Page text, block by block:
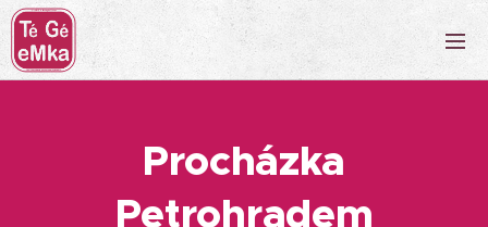
Procházka
Petrohradem